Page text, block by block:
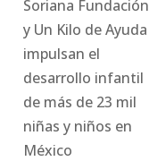
Soriana Fundación
y Un Kilo de Ayuda
impulsan el
desarrollo infantil
de más de 23 mil
niñas y niños en
México